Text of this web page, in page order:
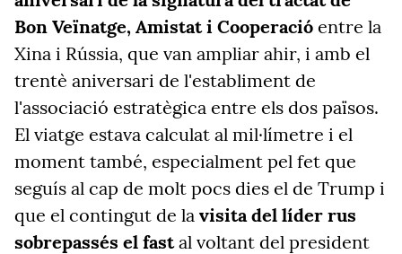
Bon Veïnatge, Amistat i Cooperació entre la
Xina i Rússia, que van ampliar ahir, i amb el
trentè aniversari de l'establiment de
l'associació estratègica entre els dos països.
El viatge estava calculat al mil·límetre i el
moment també, especialment pel fet que
seguís al cap de molt pocs dies el de Trump i
que el contingut de la visita del líder rus
sobrepassés el fastal voltant del president